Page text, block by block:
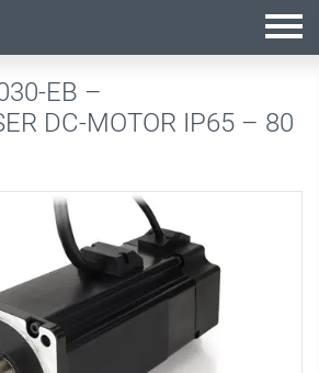
EB –
DC-MOTOR IP65 – 80